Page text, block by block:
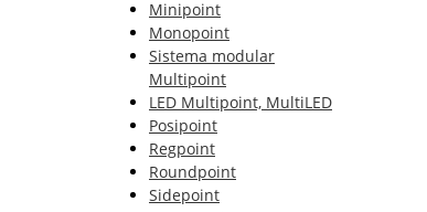
Minipoint
Monopoint
Sistema modular
Multipoint
LED Multipoint, MultiLED
Posipoint
Regpoint
Roundpoint
Sidepoint